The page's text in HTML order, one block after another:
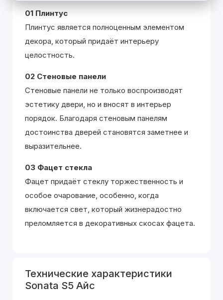
01 Плинтус
Плинтус является полноценным элементом
декора, который придаёт интерьеру
целостность.
02 Стеновые панели
Стеновые панели не только воспроизводят
эстетику двери, но и вносят в интерьер
порядок. Благодаря стеновым панелям
достоинства дверей становятся заметнее и
выразительнее.
03 Фацет стекла
Фацет придаёт стеклу торжественность и
особое очарование, особенно, когда
включается свет, который жизнерадостно
преломляется в декоративных скосах фацета.
Технические характеристики
Sonata S5 Айс